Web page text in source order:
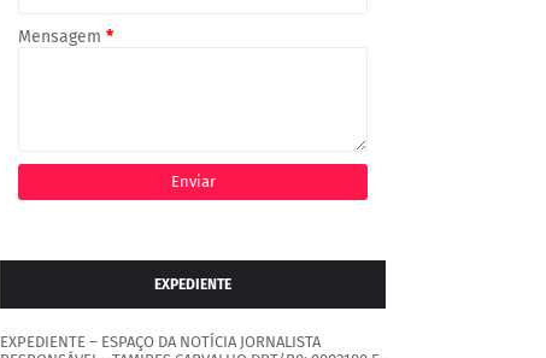
Mensagem *
EXPEDIENTE
EXPEDIENTE – ESPAÇO DA NOTÍCIA JORNALISTA